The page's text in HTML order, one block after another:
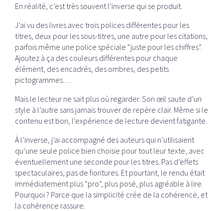
En réalité, c’est très souvent l’inverse qui se produit.
J’ai vu des livres avec trois polices différentes pour les
titres, deux pour les sous-titres, une autre pour les citations,
parfois même une police spéciale “juste pour les chiffres”.
Ajoutez à ça des couleurs différentes pour chaque
élément, des encadrés, des ombres, des petits
pictogrammes…
Mais le lecteur ne sait plus où regarder. Son œil saute d’un
style à l’autre sans jamais trouver de repère clair. Même si le
contenu est bon, l’expérience de lecture devient fatigante.
À l’inverse, j’ai accompagné des auteurs qui n’utilisaient
qu’une seule police bien choisie pour tout leur texte, avec
éventuellement une seconde pour les titres. Pas d’effets
spectaculaires, pas de fioritures. Et pourtant, le rendu était
immédiatement plus “pro”, plus posé, plus agréable à lire.
Pourquoi ? Parce que la simplicité crée de la cohérence, et
la cohérence rassure.